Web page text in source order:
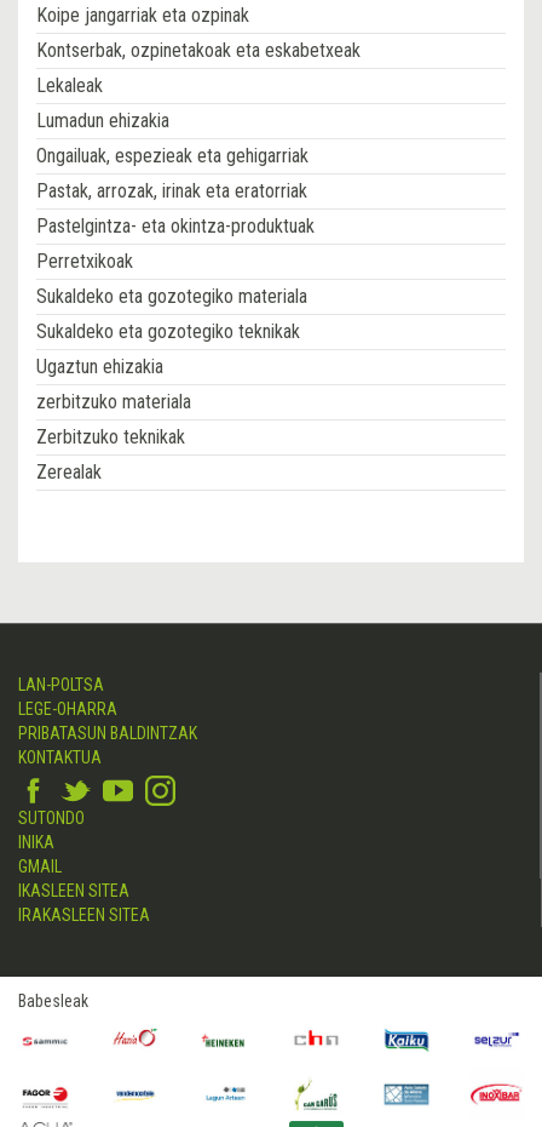
Koipe jangarriak eta ozpinak
Kontserbak, ozpinetakoak eta eskabetxeak
Lekaleak
Lumadun ehizakia
Ongailuak, espezieak eta gehigarriak
Pastak, arrozak, irinak eta eratorriak
Pastelgintza- eta okintza-produktuak
Perretxikoak
Sukaldeko eta gozotegiko materiala
Sukaldeko eta gozotegiko teknikak
Ugaztun ehizakia
zerbitzuko materiala
Zerbitzuko teknikak
Zerealak
LAN-POLTSA
LEGE-OHARRA
PRIBATASUN BALDINTZAK
KONTAKTUA
SUTONDO
INIKA
GMAIL
IKASLEEN SITEA
IRAKASLEEN SITEA
Babesleak